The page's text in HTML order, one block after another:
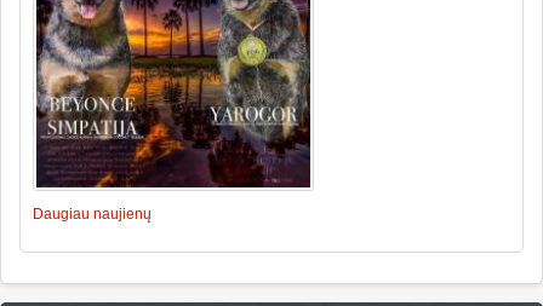
Daugiau naujienų